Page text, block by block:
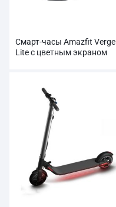
Смарт-часы Amazfit Verge
Lite с цветным экраном